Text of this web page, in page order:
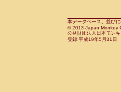
Cebidae
Cebidae
Cebidae
本データベース、並び
© 2013 Japan Monkey
公益財団法人日本モン
登録:平成19年5月31日